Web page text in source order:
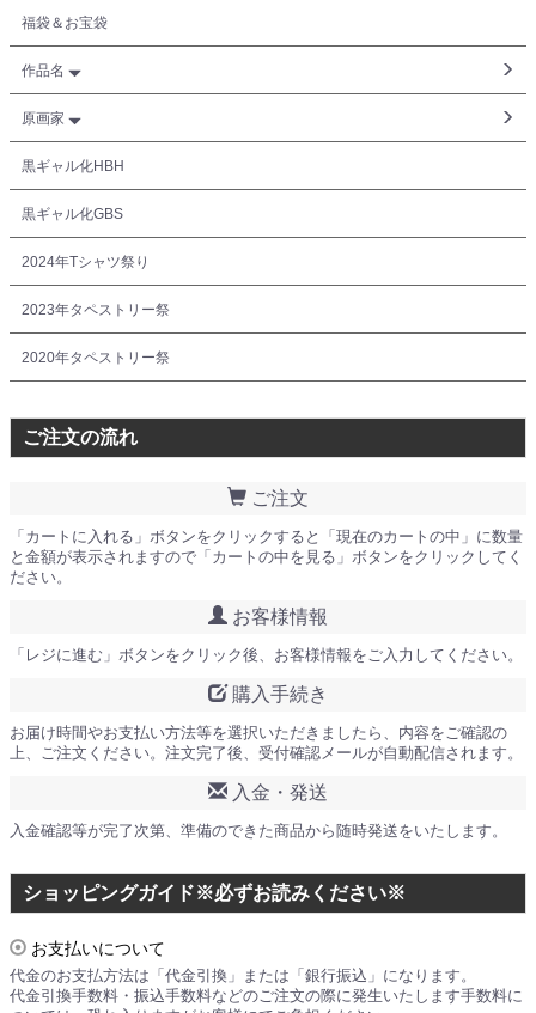
福袋＆お宝袋
作品名
原画家
黒ギャル化HBH
黒ギャル化GBS
2024年Tシャツ祭り
2023年タペストリー祭
2020年タペストリー祭
ご注文の流れ
ご注文
「カートに入れる」ボタンをクリックすると「現在のカートの中」に数量
と金額が表示されますので「カートの中を見る」ボタンをクリックしてく
ださい。
お客様情報
「レジに進む」ボタンをクリック後、お客様情報をご入力してください。
購入手続き
お届け時間やお支払い方法等を選択いただきましたら、内容をご確認の
上、ご注文ください。注文完了後、受付確認メールが自動配信されます。
入金・発送
入金確認等が完了次第、準備のできた商品から随時発送をいたします。
ショッピングガイド※必ずお読みください※
お支払いについて
代金のお支払方法は「代金引換」または「銀行振込」になります。
代金引換手数料・振込手数料などのご注文の際に発生いたします手数料に